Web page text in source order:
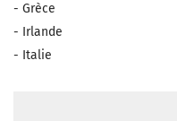
- Grèce
- Irlande
- Italie